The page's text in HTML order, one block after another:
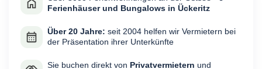
Ferienhäuser und Bungalows in Ückeritz
Über 20 Jahre: seit 2004 helfen wir Vermietern bei
der Präsentation ihrer Unterkünfte
Sie buchen direkt von Privatvermietern und